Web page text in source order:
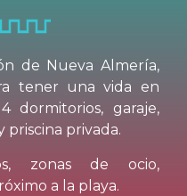
de Nueva Almería,
tener una vida en
dormitorios, garaje,
priscina privada.
zonas de ocio,
a la playa.